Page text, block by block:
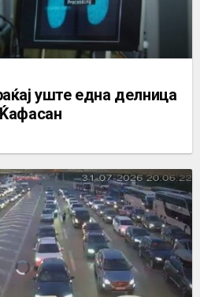
уште една делница